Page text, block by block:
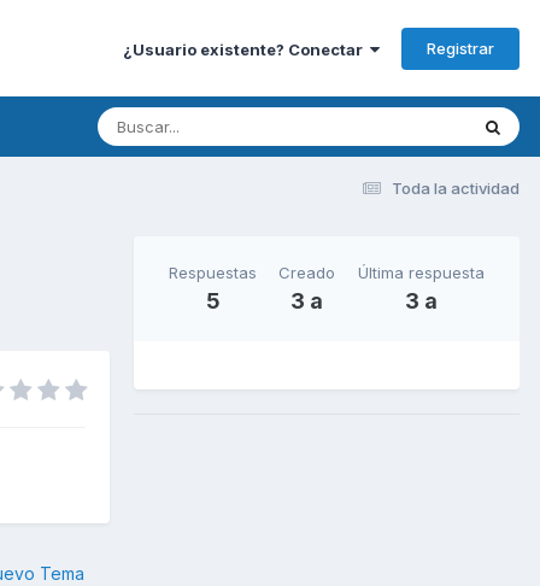
¿Usuario existente? Conectar Registrar
Toda la actividad
Tema
Respuestas
5
Creado
3 a
Última respuesta
3 a